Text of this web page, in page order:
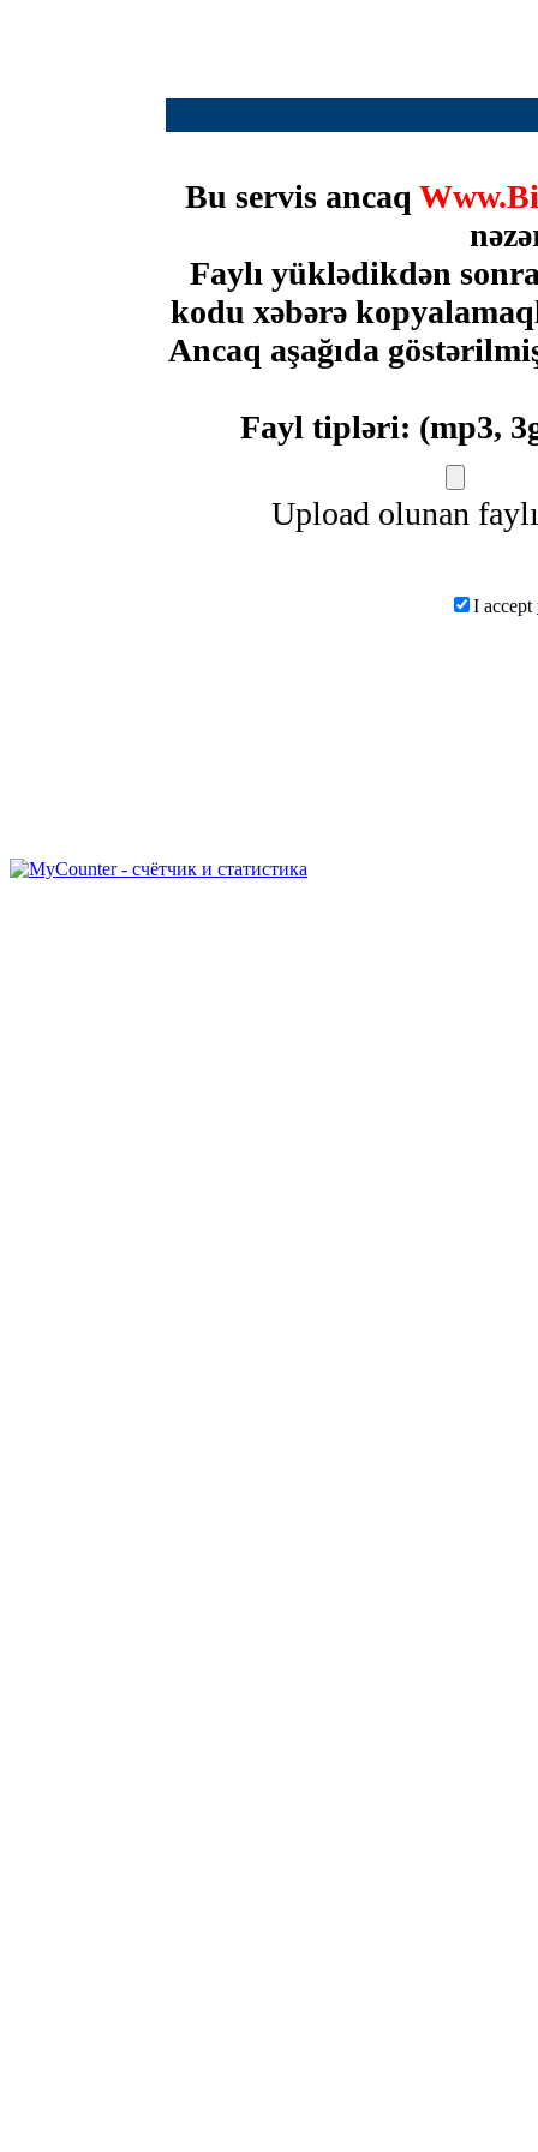
Bu servis ancaq
Faylı yüklədikdən
kodu xəbərə
Ancaq aşağıda
Fayl tipləri: (mp3,
Upload olunan
I accept